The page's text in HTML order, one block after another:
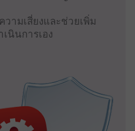
ามเสี่ยงและช่วยเพิ่ม
นินการเอง